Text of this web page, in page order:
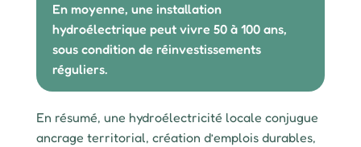
En moyenne, une installation
hydroélectrique peut vivre 50 à 100 ans,
sous condition de réinvestissements
réguliers.
En résumé, une hydroélectricité locale conjugue
ancrage territorial, création d’emplois durables,